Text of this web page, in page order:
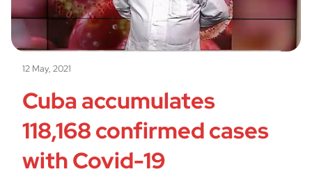
12 May, 2021
Cuba accumulates
118,168 confirmed cases
with Covid-19